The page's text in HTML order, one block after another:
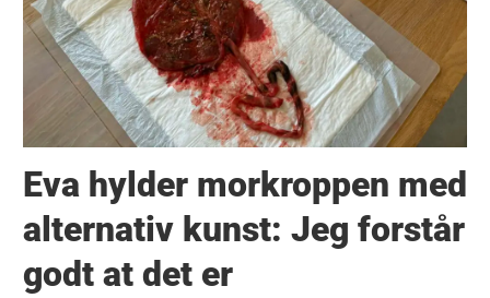
Eva hylder morkroppen med
alternativ kunst: Jeg forstår
godt at det er